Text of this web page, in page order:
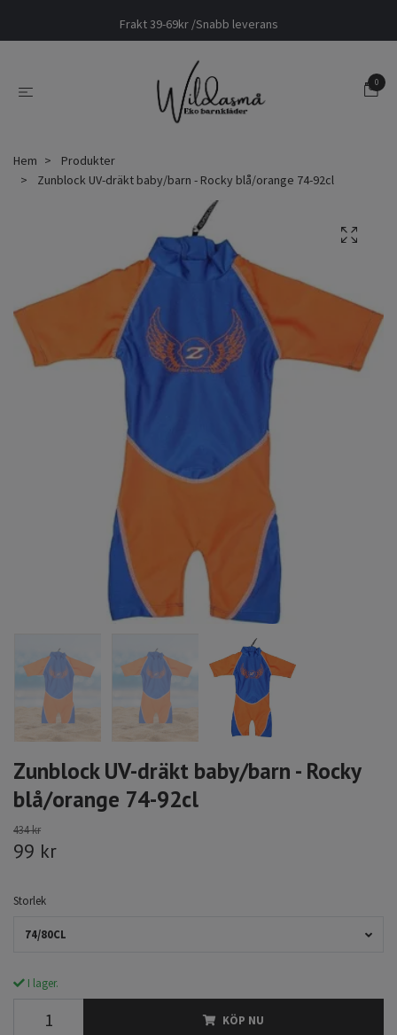
Frakt 39-69kr /Snabb leverans
0
Hem
Produkter
Zunblock UV-dräkt baby/barn - Rocky blå/orange 74-92cl
Zunblock UV-dräkt baby/barn - Rocky
blå/orange 74-92cl
434 kr
99 kr
Storlek
74/80CL
I lager.
KÖP NU